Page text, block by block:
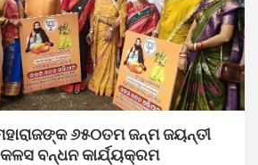
୬୫୦ତମ ଜନ୍ମ ଜୟନ୍ତୀ
ବନ୍ଧନ କାର୍ଯ୍ୟକ୍ରମ